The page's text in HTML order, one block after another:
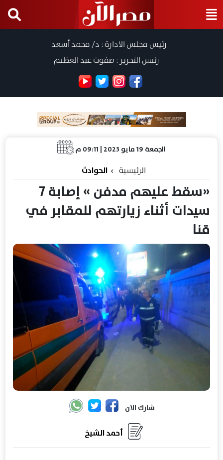
رئيس مجلس الادارة : د/ محمد أسعد
رئيس التحرير : صفوت عبد العظيم
الجمعة 19 مايو 2023 | 09:11 م
الرئيسية الحوادث
«سقط عليهم مدفن » إصابة 7
سيدات أثناء زيارتهم للمقابر في
قنا
شارك الان
أحمد الشيخ